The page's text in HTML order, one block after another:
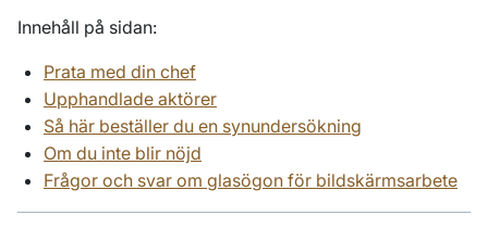
Innehåll på sidan:
Prata med din chef
Upphandlade aktörer
Så här beställer du en synundersökning
Om du inte blir nöjd
Frågor och svar om glasögon för bildskärmsarbete